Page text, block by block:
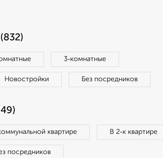
3‑комнатные
Новостройки Без посредников
квартире В 2‑к квартире
посредников